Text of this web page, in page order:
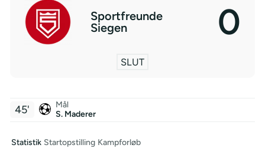
Sportfreunde
Siegen
0
SLUT
Mål
S. Maderer
45'
Statistik Startopstilling Kampforløb